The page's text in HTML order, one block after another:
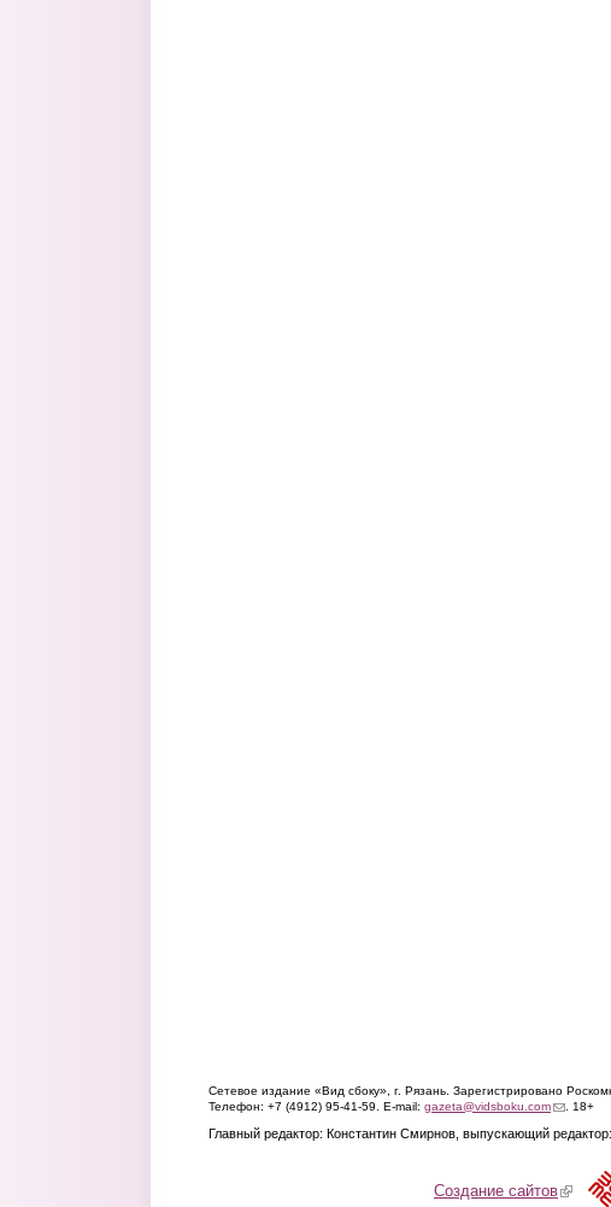
Сетевое издание «Вид сбоку», г. Рязань. Зарегистрировано
Телефон: +7 (4912) 95-41-59. E-mail: gazeta@vidsboku.com(link sends
. 18+
Главный редактор: Константин Смирнов, выпускающий
Создание сайтов(link is